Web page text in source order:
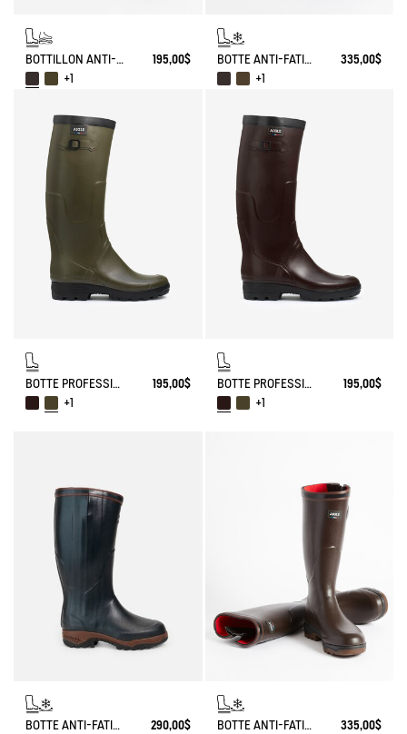
BOTTILLON ANTI-FATIGUE PARCOURS 2.0
195,00$
+1
BOTTE ANTI-FATIGUE PARCOURS 2.0 AJUSTABLE DOUBLÉE NÉOPRÈNE
335,00$
+1
BOTTE PROFESSIONNELLE LÉGÈRE BENYL
195,00$
+1
BOTTE PROFESSIONNELLE LÉGÈRE BENYL
195,00$
+1
BOTTE ANTI-FATIGUE PARCOURS 2.0 DOUBLÉE NÉOPRÈNE AVEC ZIP INTÉGRAL 290,00$ BOTTE ANTI-FATIGUE PARCOURS 2.0 AJUSTABLE DOUBLÉE NÉOPRÈNE
335,00$